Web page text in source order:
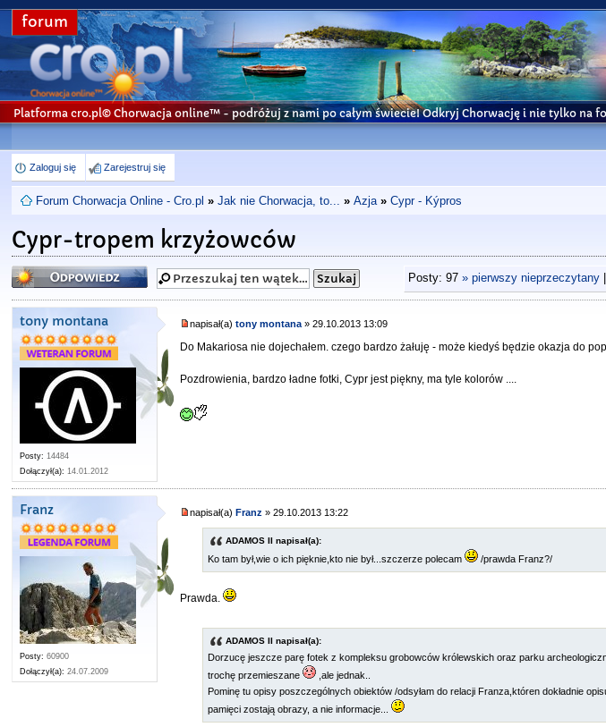
forum
Platforma cro.pl© Chorwacja online™ - podróżuj z nami po całym świecie! Odkryj Chorwację i nie tylko na
Zaloguj się Zarejestruj się
Forum Chorwacja Online - Cro.pl » Jak nie Chorwacja, to... » Azja » Cypr - Kýpros
Cypr-tropem krzyżowców
Odpowiedz Posty: 97 » pierwszy nieprzeczytany|
tony montana
Posty: 14484
Dołączył(a): 14.01.2012
napisał(a)tony montana » 29.10.2013 13:09
Do Makariosa nie dojechałem. czego bardzo żałuję - może kiedyś będzie okazja do
Pozdrowienia, bardzo ładne fotki, Cypr jest piękny, ma tyle kolorów ....
Franz
Posty: 60900
Dołączył(a): 24.07.2009
napisał(a)Franz » 29.10.2013 13:22
ADAMOS II napisał(a):
Ko tam był,wie o ich pięknie,kto nie był...szczerze polecam /prawda Franz?/
Prawda.
ADAMOS II napisał(a):
Dorzucę jeszcze parę fotek z kompleksu grobowców królewskich oraz parku
trochę przemieszane
,ale jednak..
Pominę tu opisy poszczególnych obiektów /odsyłam do relacji Franza,któren dokładnie
pamięci zostają obrazy, a nie informacje...